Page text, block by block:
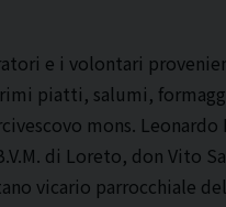
e i volontari
piatti, salumi,
mons.
di Loreto, don Vito
vicario parrocchiale